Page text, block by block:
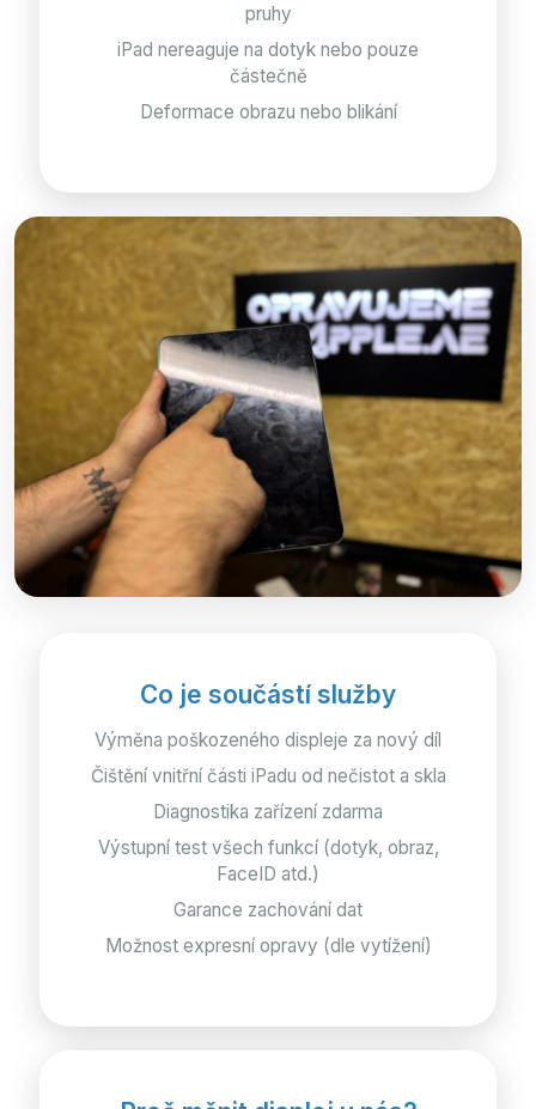
pruhy
iPad nereaguje na dotyk nebo pouze
částečně
Deformace obrazu nebo blikání
Co je součástí služby
Výměna poškozeného displeje za nový díl
Čištění vnitřní části iPadu od nečistot a skla
Diagnostika zařízení zdarma
Výstupní test všech funkcí (dotyk, obraz,
FaceID atd.)
Garance zachování dat
Možnost expresní opravy (dle vytížení)